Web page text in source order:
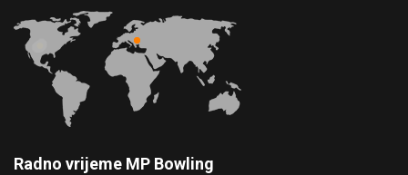
Radno vrijeme MP Bowling